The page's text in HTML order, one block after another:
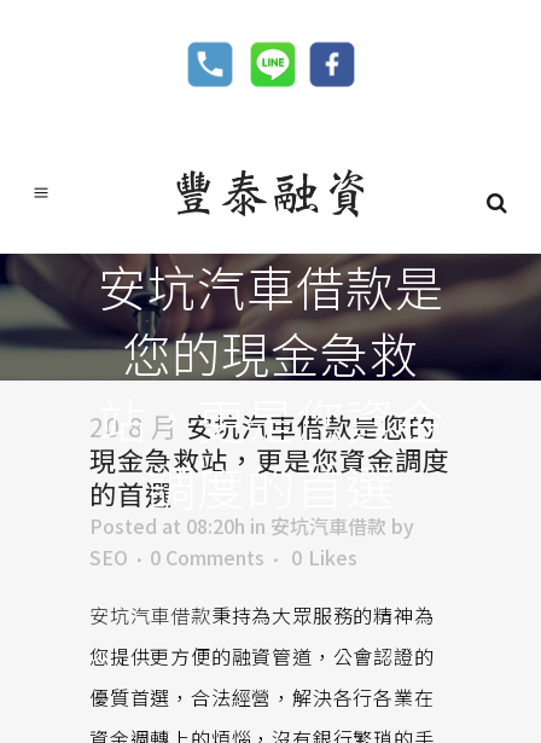
安坑汽車借款是
您的現金急救
站，更是您資金
調度的首選
20 8 月 安坑汽車借款是您的
現金急救站，更是您資金調度
的首選
Posted at 08:20h in 安坑汽車借款 by
SEO
0 Comments 0 Likes
安坑汽車借款秉持為大眾服務的精神為
您提供更方便的融資管道，公會認證的
優質首選，合法經營，解決各行各業在